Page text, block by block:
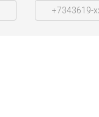
+7343619-